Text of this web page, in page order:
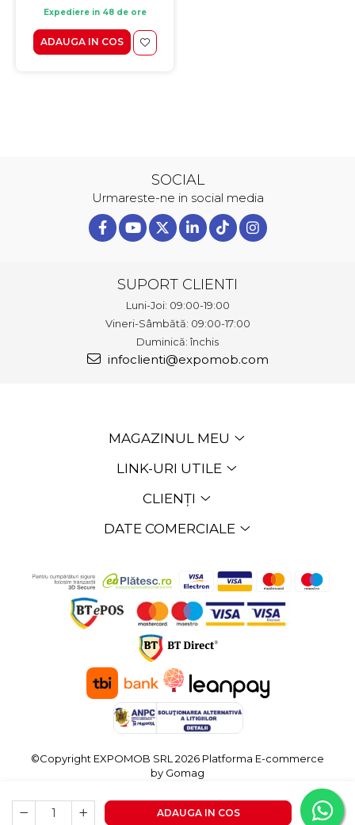
ADAUGA IN COS
Expediere in 48 de ore
ADAUGA IN COS
SOCIAL
Urmareste-ne in social media
SUPORT CLIENTI
Luni-Joi: 09:00-19:00
Vineri-Sâmbătă: 09:00-17:00
Duminică: închis
infoclienti@expomob.com
MAGAZINUL MEU
LINK-URI UTILE
CLIENȚI
DATE COMERCIALE
©Copyright EXPOMOB SRL 2026 Platforma E-commerce
by Gomag